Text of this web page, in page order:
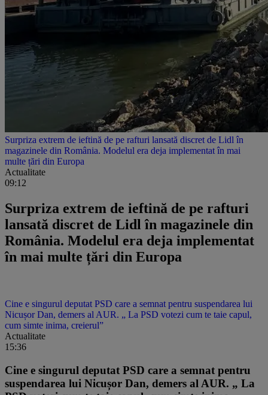
Surpriza extrem de ieftină de pe rafturi lansată discret de Lidl în
magazinele din România. Modelul era deja implementat în mai
multe țări din Europa
Actualitate
09:12
Surpriza extrem de ieftină de pe rafturi
lansată discret de Lidl în magazinele din
România. Modelul era deja implementat
în mai multe țări din Europa
Cine e singurul deputat PSD care a semnat pentru suspendarea lui
Nicușor Dan, demers al AUR. „ La PSD votezi cum te taie capul,
cum simte inima, creierul”
Actualitate
15:36
Cine e singurul deputat PSD care a semnat pentru
suspendarea lui Nicușor Dan, demers al AUR. „ La